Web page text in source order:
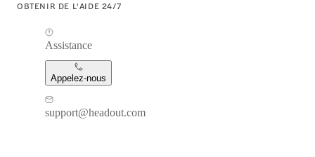
OBTENIR DE L'AIDE 24/7
Assistance
Appelez-nous
support@headout.com